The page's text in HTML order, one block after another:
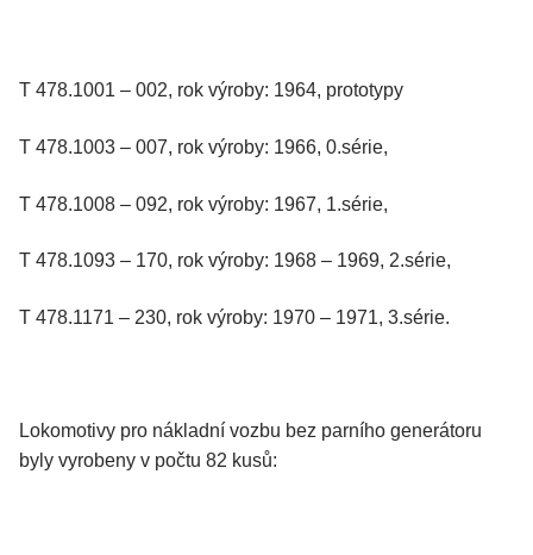
T 478.1001 – 002, rok výroby: 1964, prototypy
T 478.1003 – 007, rok výroby: 1966, 0.série,
T 478.1008 – 092, rok výroby: 1967, 1.série,
T 478.1093 – 170, rok výroby: 1968 – 1969, 2.série,
T 478.1171 – 230, rok výroby: 1970 – 1971, 3.série.
Lokomotivy pro nákladní vozbu bez parního generátoru
byly vyrobeny v počtu 82 kusů: